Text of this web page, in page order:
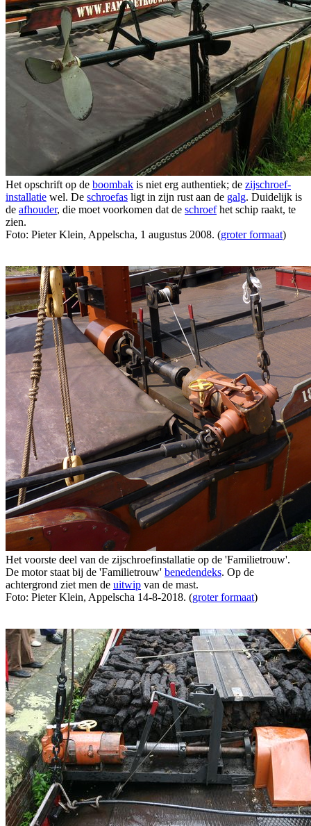
Het opschrift op de boombak is niet erg authentiek; de zijschroef-
installatie wel. De schroefas ligt in zijn rust aan de galg. Duidelijk is
de afhouder, die moet voorkomen dat de schroefhet schip raakt, te
zien.
Foto: Pieter Klein, Appelscha, 1 augustus 2008. (groter formaat)
Het voorste deel van de zijschroefinstallatie op de 'Familietrouw'.
De motor staat bij de 'Familietrouw' benedendeks. Op de
achtergrond ziet men de uitwip van de mast.
Foto: Pieter Klein, Appelscha 14-8-2018. (groter formaat)